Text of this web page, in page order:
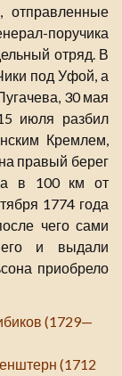
поручика
отряд. В
под Уфой, а
30 мая
июля разбил
Кремлем,
правый берег
в 100 км от
1774 года
чего сами
его и выдали
приобрело
(1729—
(1712